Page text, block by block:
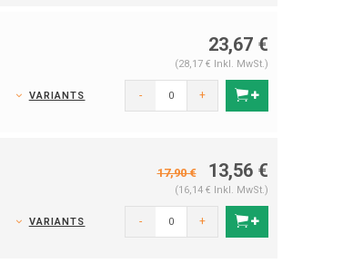
23,67 €
(28,17 € Inkl. MwSt.)
VARIANTS - +
17,90 € 13,56 €
(16,14 € Inkl. MwSt.)
VARIANTS - +